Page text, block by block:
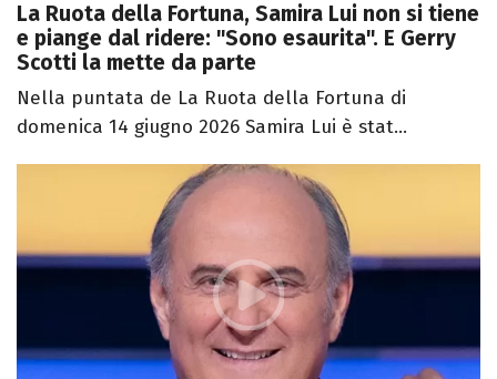
La Ruota della Fortuna, Samira Lui non si tiene
e piange dal ridere: "Sono esaurita". E Gerry
Scotti la mette da parte
Nella puntata de La Ruota della Fortuna di
domenica 14 giugno 2026 Samira Lui è stat...